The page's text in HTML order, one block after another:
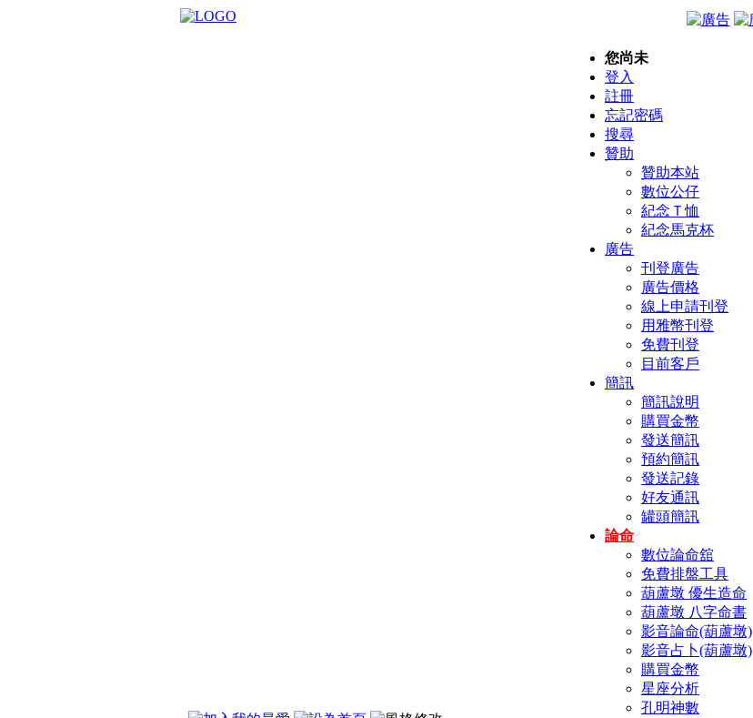
您尚未
登入
註冊
忘記密碼
搜尋
贊助
贊助本站
數位公仔
紀念Ｔ恤
紀念馬克杯
廣告
刊登廣告
廣告價格
線上申請刊登
用雅幣刊登
免費刊登
目前客戶
簡訊
簡訊說明
購買金幣
發送簡訊
預約簡訊
發送記錄
好友通訊
罐頭簡訊
論命
數位論命舘
免費排盤工具
葫蘆墩 優生造命
葫蘆墩 八字命書
影音論命(葫蘆墩)
影音占卜(葫蘆墩)
購買金幣
星座分析
孔明神數